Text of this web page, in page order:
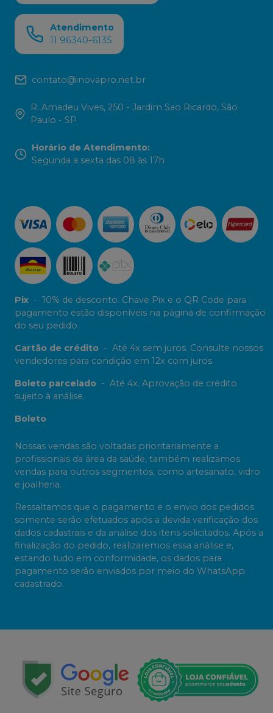
Atendimento
11 96340-6135
contato@inovapro.net.br
R. Amadeu Vives, 250 - Jardim Sao Ricardo, São
Paulo - SP
Horário de Atendimento:
Segunda a sexta das 08 às 17h
Pix - 10% de desconto. Chave Pix e o QR Code para
pagamento estão disponíveis na página de confirmação
do seu pedido.
Cartão de crédito - Até 4x sem juros. Consulte nossos
vendedores para condição em 12x com juros.
Boleto parcelado - Até 4x. Aprovação de crédito
sujeito à análise.
Boleto
Nossas vendas são voltadas prioritariamente a
profissionais da área da saúde, também realizamos
vendas para outros segmentos, como artesanato, vidro
e joalheria.
Ressaltamos que o pagamento e o envio dos pedidos
somente serão efetuados após a devida verificação dos
dados cadastrais e da análise dos itens solicitados. Após a
finalização do pedido, realizaremos essa análise e,
estando tudo em conformidade, os dados para
pagamento serão enviados por meio do WhatsApp
cadastrado.